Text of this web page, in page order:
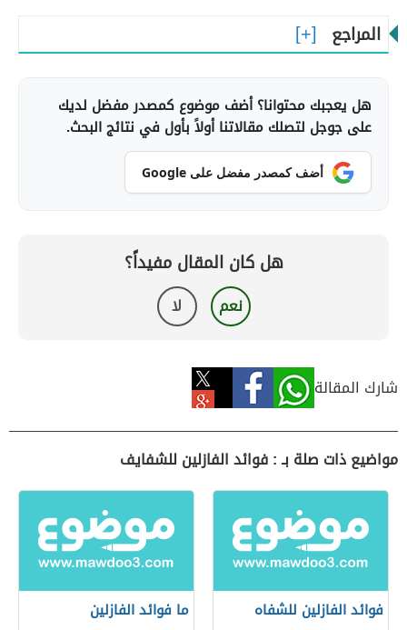
المراجع
هل يعجبك محتوانا؟ أضف موضوع كمصدر مفضل لديك
على جوجل لتصلك مقالاتنا أولاً بأول في نتائج البحث.
أضف كمصدر مفضل على Google
هل كان المقال مفيداً؟
نعم لا
شارك المقالة
مواضيع ذات صلة بـ : فوائد الفازلين للشفايف
فوائد الفازلين للشفاه ما فوائد الفازلين